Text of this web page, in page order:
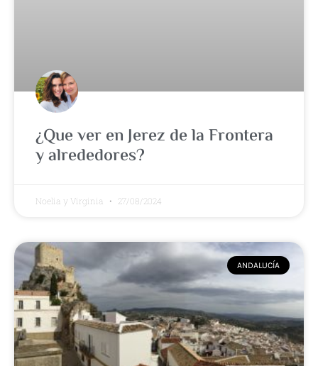
¿Que ver en Jerez de la Frontera
y alrededores?
Noelia y Virginia 27/08/2024
ANDALUCÍA